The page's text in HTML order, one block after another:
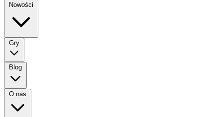
Nowości
Gry
Blog
O nas